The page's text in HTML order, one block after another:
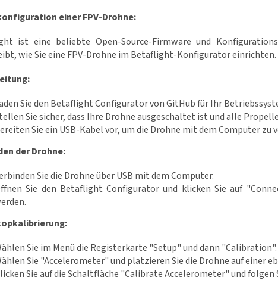
einer FPV-Drohne:
ist eine beliebte Open-Source-Firmware und
wie Sie eine FPV-Drohne im Betaflight-Konfigurator einrichten.
Sie den Betaflight Configurator von GitHub für Ihr
Sie sicher, dass Ihre Drohne ausgeschaltet ist und alle
Sie ein USB-Kabel vor, um die Drohne mit dem Computer zu
der Drohne:
Sie die Drohne über USB mit dem Computer.
Sie den Betaflight Configurator und klicken Sie auf
Sie im Menü die Registerkarte "Setup" und dann "Calibration".
Sie "Accelerometer" und platzieren Sie die Drohne auf einer
Sie auf die Schaltfläche "Calibrate Accelerometer" und folgen